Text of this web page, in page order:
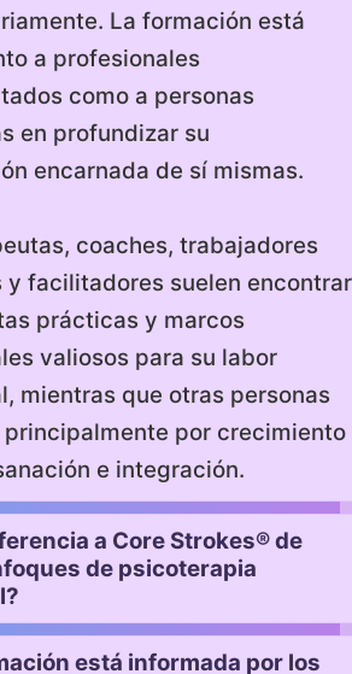
La formación está
a profesionales
como a personas
en profundizar su
encarnada de sí mismas.
coaches, trabajadores
y facilitadores suelen encontrar
prácticas y marcos
valiosos para su labor
mientras que otras personas
por crecimiento
e integración.
a Core Strokes® de
de psicoterapia
está informada por los